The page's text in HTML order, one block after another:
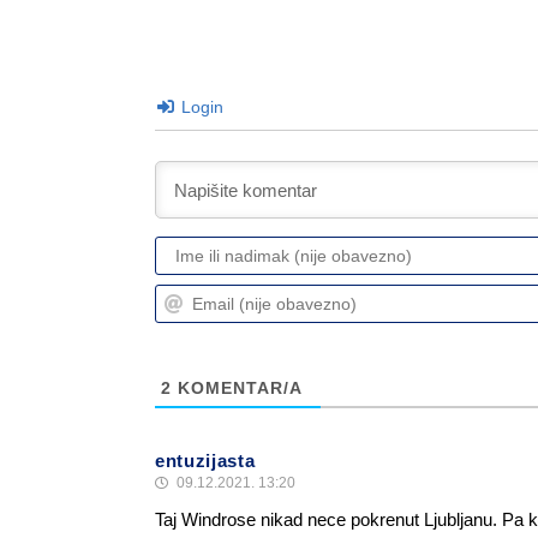
Login
2 KOMENTAR/A
entuzijasta
09.12.2021. 13:20
Taj Windrose nikad nece pokrenut Ljubljanu. Pa